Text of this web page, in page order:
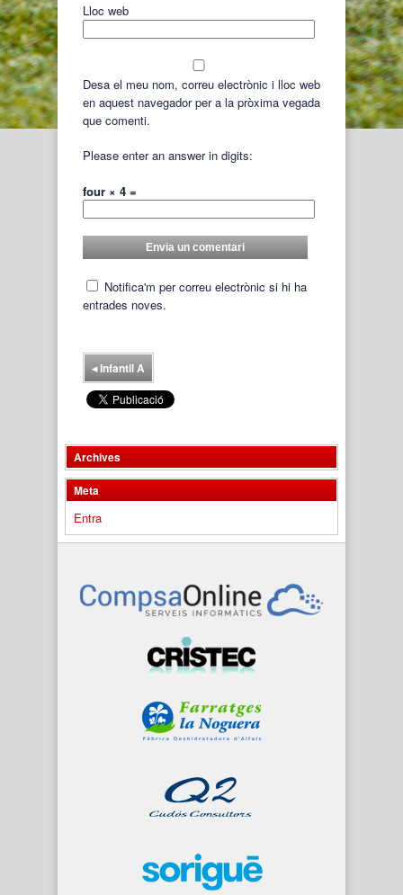
Lloc web
Desa el meu nom, correu electrònic i lloc web
en aquest navegador per a la pròxima vegada
que comenti.
Please enter an answer in digits:
four × 4 =
Notifica'm per correu electrònic si hi ha
entrades noves.
◂Infantil A
Archives
Meta
Entra